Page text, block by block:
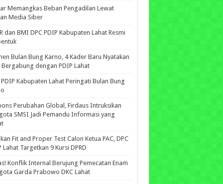
Memangkas Beban Pengadilan Lewat
Media Siber
dan BMI DPC PDIP Kabupaten Lahat Resmi
Bulan Bung Karno, 4 Kader Baru Nyatakan
Bergabung dengan PDIP Lahat
PDIP Kabupaten Lahat Peringati Bulan Bung
Perubahan Global, Firdaus Intruksikan
SMSI Jadi Pemandu Informasi yang
Fit and Proper Test Calon Ketua PAC, DPC
Lahat Targetkan 9 Kursi DPRD
Konflik Internal Berujung Pemecatan Enam
Garda Prabowo DKC Lahat